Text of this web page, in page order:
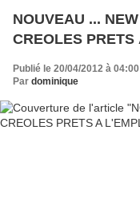
NOUVEAU ...
CREOLES PRETS
Publié le 20/04/2012 à 04:00
Par dominique